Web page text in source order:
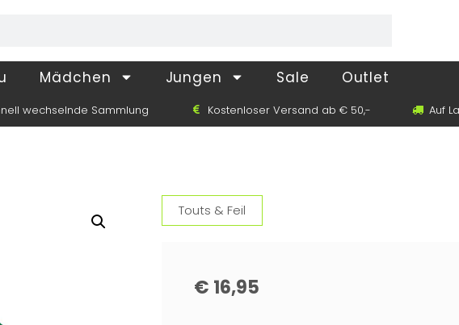
Mädchen Jungen Sale Outlet
wechselnde Sammlung Kostenloser Versand ab € 50,- Auf
Touts & Feil
€ 16,95